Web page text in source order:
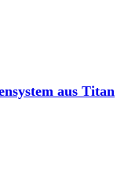
aus Titan